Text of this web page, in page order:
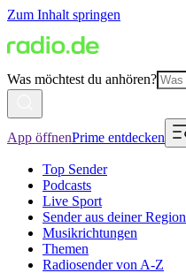
Zum Inhalt springen
Was möchtest du anhören?
App öffnenPrime entdecken
Top Sender
Podcasts
Live Sport
Sender aus deiner Region
Musikrichtungen
Themen
Radiosender von A-Z